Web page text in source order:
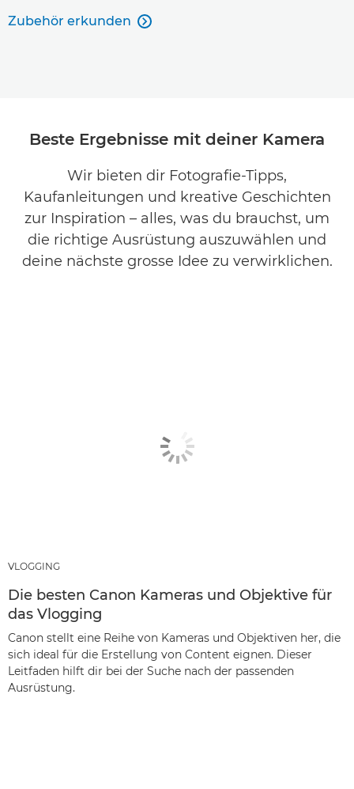
Zubehör erkunden 
Beste Ergebnisse mit deiner Kamera
Wir bieten dir Fotografie-Tipps,
Kaufanleitungen und kreative Geschichten
zur Inspiration – alles, was du brauchst, um
die richtige Ausrüstung auszuwählen und
deine nächste grosse Idee zu verwirklichen.
VLOGGING
Die besten Canon Kameras und Objektive für
das Vlogging
Canon stellt eine Reihe von Kameras und Objektiven her, die
sich ideal für die Erstellung von Content eignen. Dieser
Leitfaden hilft dir bei der Suche nach der passenden
Ausrüstung.